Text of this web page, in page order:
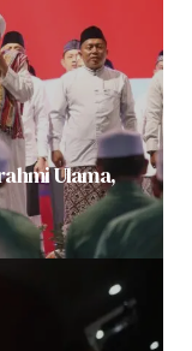
Ulama,